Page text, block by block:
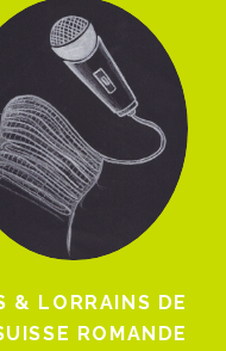
& LORRAINS DE
ROMANDE